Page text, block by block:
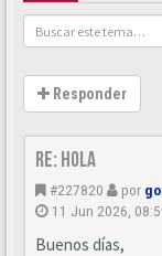
Responder
Re: Hola
#227820 por
11 Jun 2026,
Buenos días,